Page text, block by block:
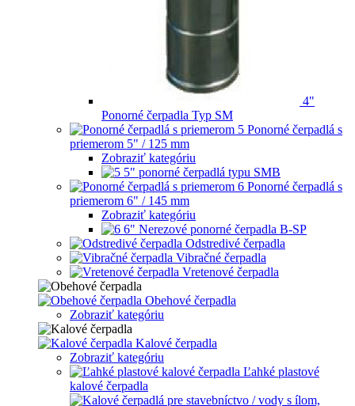
4"
Ponorné čerpadla Typ SM
Ponorné čerpadlá s
priemerom 5" / 125 mm
Zobraziť kategóriu
5" ponorné čerpadlá typu SMB
Ponorné čerpadlá s
priemerom 6" / 145 mm
Zobraziť kategóriu
6" Nerezové ponorné čerpadla B-SP
Odstredivé čerpadla
Vibračné čerpadla
Vretenové čerpadla
Obehové čerpadla
Zobraziť kategóriu
Kalové čerpadla
Zobraziť kategóriu
Ľahké plastové
kalové čerpadla